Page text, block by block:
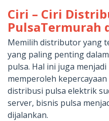
Ciri – Ciri
PulsaTermurah
Memilih distributor yang
yang paling penting
pulsa. Hal ini juga
memperoleh
distribusi pulsa elektrik
server, bisnis pulsa
dijalankan.